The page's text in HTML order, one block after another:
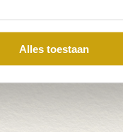
Alles toestaan